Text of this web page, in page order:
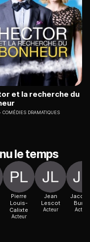
et la recherche du
COMÉDIES DRAMATIQUES
le temps
Pierre
Louis-
Calixte
Acteur
Jean
Lescot
Acteur
Buron
Acteur